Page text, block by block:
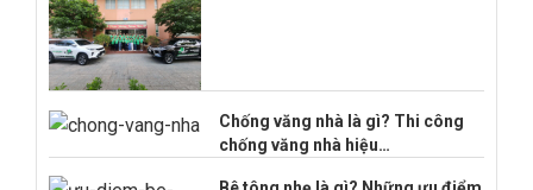
Chống văng nhà là gì? Thi công
chống văng nhà hiệu…